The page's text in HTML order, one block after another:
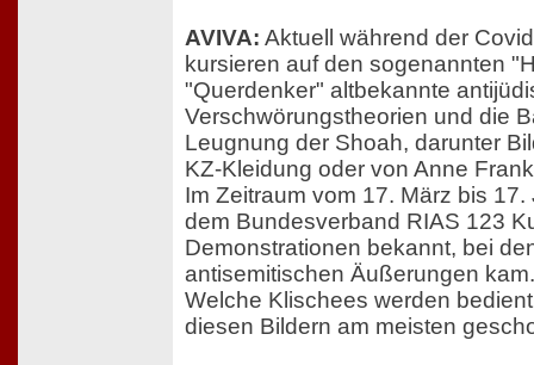
AVIVA: Aktuell während der
kursieren auf den sogenannten
"Querdenker" altbekannte
Verschwörungstheorien und die
Leugnung der Shoah, darunter
KZ-Kleidung oder von Anne
Im Zeitraum vom 17. März bis
dem Bundesverband RIAS 123
Demonstrationen bekannt, bei
antisemitischen Äußerungen kam.
Welche Klischees werden
diesen Bildern am meisten